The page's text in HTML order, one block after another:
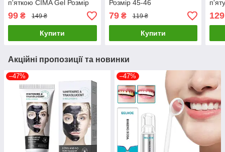
п'яткою CIMA Gel Розмір
40-44
99 ₴ 149 ₴
Купити
Розмір 45-46
79₴ 119 ₴
Купити
40-
129
Акційні пропозиції та новинки
–47% –47%